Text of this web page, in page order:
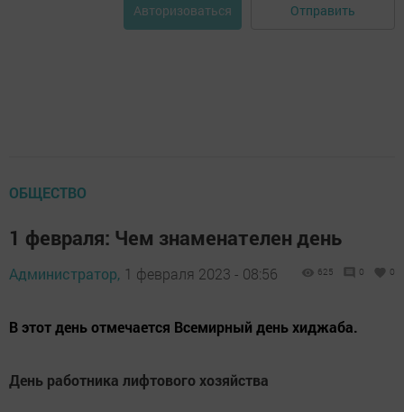
Авторизоваться Отправить
ОБЩЕСТВО
1 февраля: Чем знаменателен день
Администратор, 1 февраля 2023 - 08:56 625 0 0
В этот день отмечается Всемирный день хиджаба.
День работника лифтового хозяйства